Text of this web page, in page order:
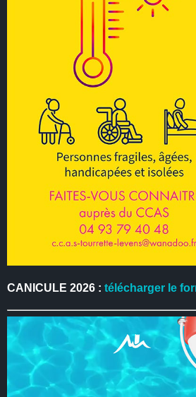
CANICULE 2026 :télécharger le